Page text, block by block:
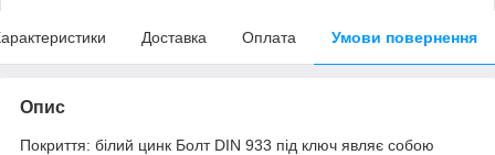
Доставка Оплата Умови повернення
Опис
Покриття: білий цинк Болт DIN 933 під ключ являє собою